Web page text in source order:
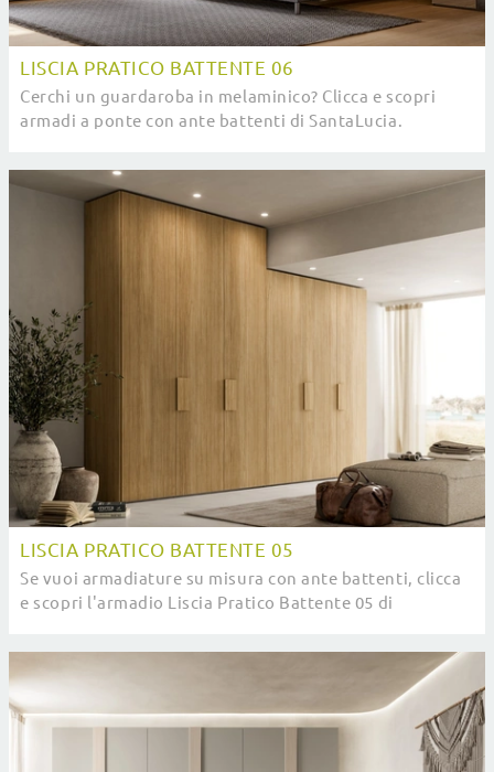
LISCIA PRATICO BATTENTE 06
Cerchi un guardaroba in melaminico? Clicca e scopri
armadi a ponte con ante battenti di SantaLucia.
LISCIA PRATICO BATTENTE 05
Se vuoi armadiature su misura con ante battenti, clicca
e scopri l'armadio Liscia Pratico Battente 05 di